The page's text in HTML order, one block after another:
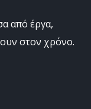
από έργα,
στον χρόνο.